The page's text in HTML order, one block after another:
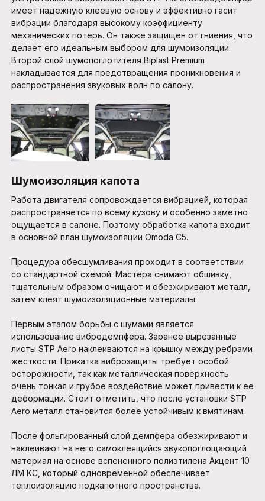
имеет надежную клеевую основу и эффективно гасит
вибрации благодаря высокому коэффициенту
механических потерь. Он также защищен от гниения, что
делает его идеальным выбором для шумоизоляции.
Второй слой шумопоглотителя Biplast Premium
накладывается для предотвращения проникновения и
распространения звуковых волн по салону.
Шумоизоляция капота
Работа двигателя сопровождается вибрацией, которая
распространяется по всему кузову и особенно заметно
ощущается в салоне. Поэтому обработка капота входит
в основной план шумоизоляции Omoda C5.
Процедура обесшумливания проходит в соответствии
со стандартной схемой. Мастера снимают обшивку,
тщательным образом очищают и обезжиривают металл,
затем клеят шумоизоляционные материалы.
Первым этапом борьбы с шумами является
использование вибродемпфера. Заранее вырезанные
листы STP Aero наклеиваются на крышку между ребрами
жесткости. Прикатка виброзащиты требует особой
осторожности, так как металлическая поверхность
очень тонкая и грубое воздействие может привести к ее
деформации. Стоит отметить, что после установки STP
Aero металл становится более устойчивым к вмятинам.
После фольгированный слой демпфера обезжиривают и
наклеивают на него самоклеящийся звукопоглощающий
материал на основе вспененного полиэтилена Акцент 10
ЛМ КС, который одновременной обеспечивает
теплоизоляцию подкапотного пространства.